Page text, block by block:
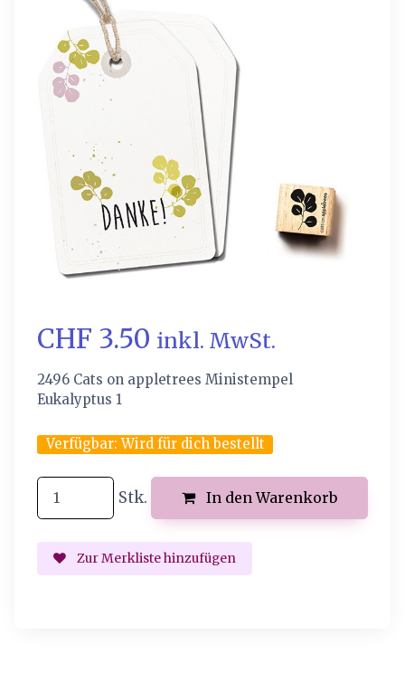
CHF 3.50 inkl. MwSt.
2496 Cats on appletrees Ministempel
Eukalyptus 1
Verfügbar:Wird für dich bestellt
Stk. In den Warenkorb
Zur Merkliste hinzufügen